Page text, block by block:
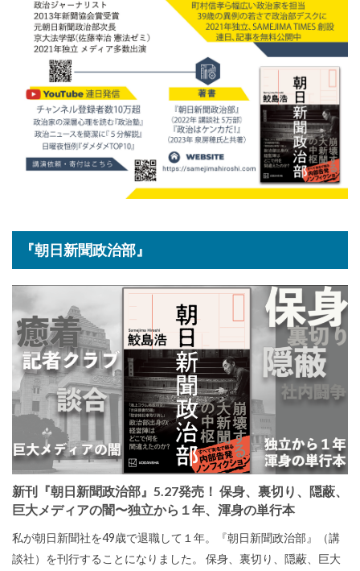
『朝日新聞政治部』
新刊『朝日新聞政治部』5.27発売！ 保身、裏切り、隠蔽、
巨大メディアの闇〜独立から１年、渾身の単行本
私が朝日新聞社を49歳で退職して１年。『朝日新聞政治部』（講
談社）を刊行することになりました。 保身、裏切り、隠蔽、巨大